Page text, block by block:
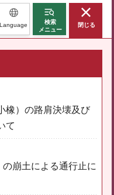
Language
検索
メニュー
閉じる
橡）の路肩決壊及び
て
崩土による通行止に